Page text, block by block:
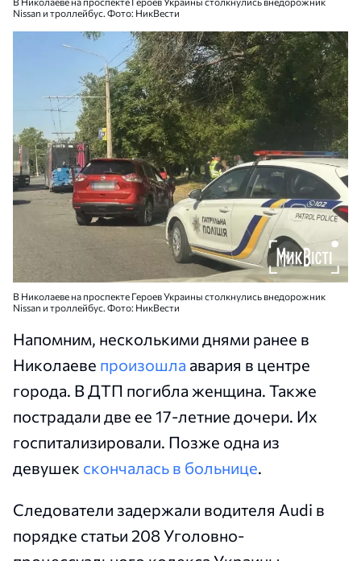
Nissan и троллейбус. Фото: НикВести
В Николаеве на проспекте Героев Украины столкнулись внедорожник
Nissan и троллейбус. Фото: НикВести
Напомним, несколькими днями ранее в
Николаеве произошла авария в центре
города. В ДТП погибла женщина. Также
пострадали две ее 17-летние дочери. Их
госпитализировали. Позже одна из
девушек скончалась в больнице.
Следователи задержали водителя Audi в
порядке статьи 208 Уголовно-